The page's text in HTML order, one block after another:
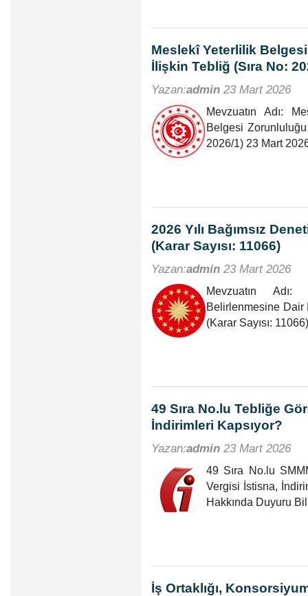
Meslekî Yeterlilik
İlişkin Tebliğ (Sıra No:
Yazan:admin 23 Mart 2026
Mevzuatın Adı:
Belgesi
2026/1) 23 Mart
2026 Yılı Bağımsız
(Karar Sayısı: 11066)
Yazan:admin 23 Mart 2026
Mevzuatın Adı:
Belirlenmesine Dair
(Karar Sayısı:
49 Sıra No.lu Tebliğe
İndirimleri Kapsıyor?
Yazan:admin 23 Mart 2026
49 Sıra No.lu
Vergisi İstisna,
Hakkında Duyuru
İş Ortaklığı,